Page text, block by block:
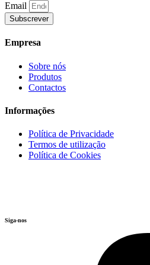
Email
Subscrever
Empresa
Sobre nós
Produtos
Contactos
Informações
Política de Privacidade
Termos de utilização
Política de Cookies
Siga-nos